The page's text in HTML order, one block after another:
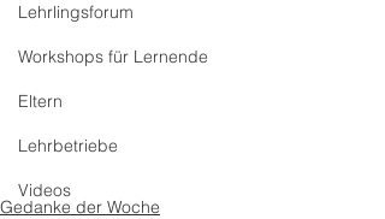
Lehrlingsforum
Workshops für Lernende
Eltern
Lehrbetriebe
Videos
Gedanke der Woche